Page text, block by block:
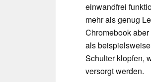
einwandfrei
mehr als genug
Chromebook
als
Schulter klopfen,
versorgt werden.